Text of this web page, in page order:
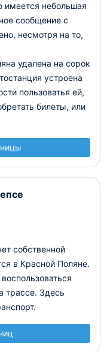
имеется небольшая
сообщение с
несмотря на то,
удалена на сорок
устроена
пользоватья ей,
билеты, или
собственной
в Красной Поляне.
трассе. Здесь